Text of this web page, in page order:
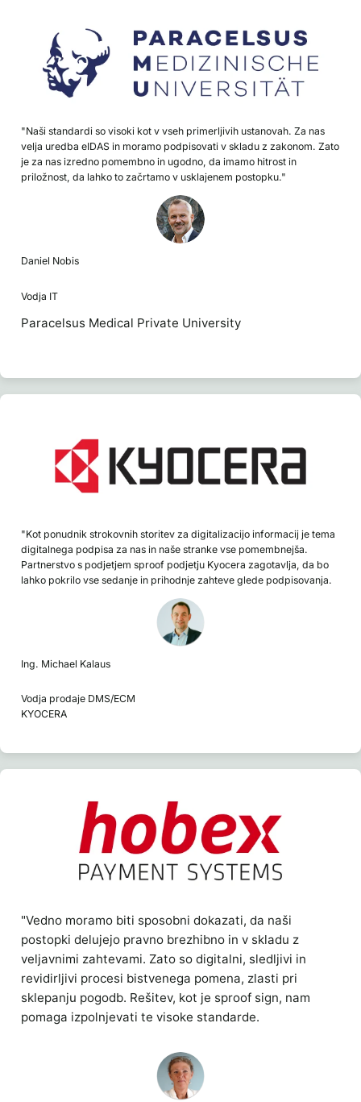
"Naši standardi so visoki kot v vseh primerljivih ustanovah. Za nas
velja uredba eIDAS in moramo podpisovati v skladu z zakonom. Zato
je za nas izredno pomembno in ugodno, da imamo hitrost in
priložnost, da lahko to začrtamo v usklajenem postopku."
Daniel Nobis
Vodja IT
Paracelsus Medical Private University
"Kot ponudnik strokovnih storitev za digitalizacijo informacij je tema
digitalnega podpisa za nas in naše stranke vse pomembnejša.
Partnerstvo s podjetjem sproof podjetju Kyocera zagotavlja, da bo
lahko pokrilo vse sedanje in prihodnje zahteve glede podpisovanja.
Ing. Michael Kalaus
Vodja prodaje DMS/ECM
KYOCERA
"Vedno moramo biti sposobni dokazati, da naši
postopki delujejo pravno brezhibno in v skladu z
veljavnimi zahtevami. Zato so digitalni, sledljivi in
revidirljivi procesi bistvenega pomena, zlasti pri
sklepanju pogodb. Rešitev, kot je sproof sign, nam
pomaga izpolnjevati te visoke standarde.